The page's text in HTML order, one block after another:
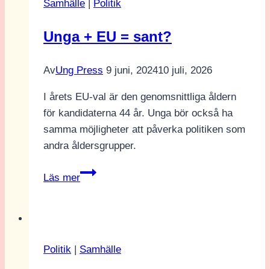
i
politiska
Intervju
Samhälle Politik
Unga + EU = sant?
AvUng Press 9 juni, 202410 juli, 2026
I årets EU-val är den genomsnittliga åldern
för kandidaterna 44 år. Unga bör också ha
samma möjligheter att påverka politiken som
andra åldersgrupper.
Läs mer
Unga
Politik | Samhälle